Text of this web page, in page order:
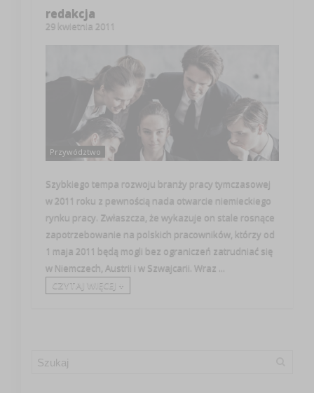
redakcja
29 kwietnia 2011
Przywództwo
Szybkiego tempa rozwoju branży pracy tymczasowej
w 2011 roku z pewnością nada otwarcie niemieckiego
rynku pracy. Zwłaszcza, że wykazuje on stale rosnące
zapotrzebowanie na polskich pracowników, którzy od
1 maja 2011 będą mogli bez ograniczeń zatrudniać się
w Niemczech, Austrii i w Szwajcarii. Wraz ...
CZYTAJ WIĘCEJ +